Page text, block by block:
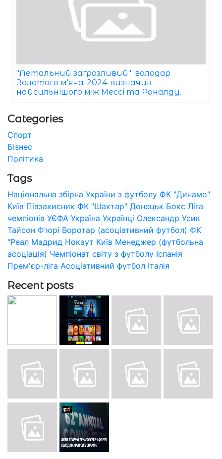
"Летальний загрозливий": володар
Золотого м'яча-2024 визначив
найсильнішого між Мессі та Роналду.
Categories
Спорт
Бізнес
Політика
Tags
Національна збірна України з футболу ФК "Динамо"
Київ Півзахисник ФК "Шахтар" Донецьк Бокс Ліга
чемпіонів УЄФА Україна Українці Олександр Усик
Тайсон Ф'юрі Воротар (асоціативний футбол) ФК
"Реал Мадрид Нокаут Київ Менеджер (футбольна
асоціація) Чемпіонат світу з футболу Іспанія
Прем'єр-ліга Асоціативний футбол Італія
Recent posts